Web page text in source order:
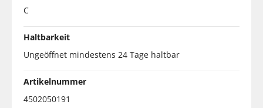
C
Haltbarkeit
Ungeöffnet mindestens 24 Tage haltbar
Artikelnummer
4502050191